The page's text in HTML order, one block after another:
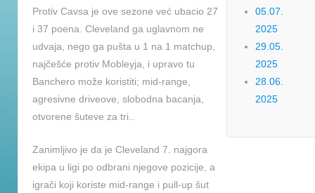
Protiv Cavsa je ove sezone već ubacio 27
i 37 poena. Cleveland ga uglavnom ne
udvaja, nego ga pušta u 1 na 1 matchup,
najčešće protiv Mobleyja, i upravo tu
Banchero može koristiti; mid-range,
agresivne driveove, slobodna bacanja,
otvorene šuteve za tri..
Zanimljivo je da je Cleveland 7. najgora
ekipa u ligi po odbrani njegove pozicije, a
igrači koji koriste mid-range i pull-up šut
05.07.
2025
29.05.
2025
28.06.
2025